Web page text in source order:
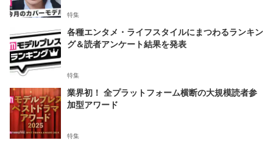
特集
各種エンタメ・ライフスタイルにまつわるランキン
グ＆読者アンケート結果を発表
特集
業界初！ 全プラットフォーム横断の大規模読者参
加型アワード
特集